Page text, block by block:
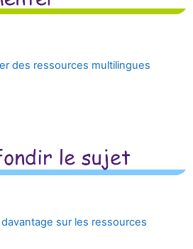
des ressources multilingues
sur les ressources